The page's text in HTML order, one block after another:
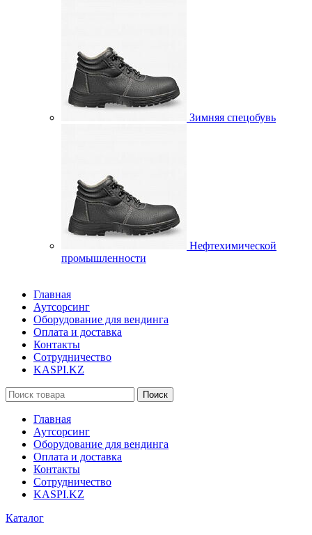
Зимняя спецобувь
Нефтехимической
промышленности
Главная
Аутсорсинг
Оборудование для вендинга
Оплата и доставка
Контакты
Сотрудничество
KASPI.KZ
Поиск
Главная
Аутсорсинг
Оборудование для вендинга
Оплата и доставка
Контакты
Сотрудничество
KASPI.KZ
Каталог